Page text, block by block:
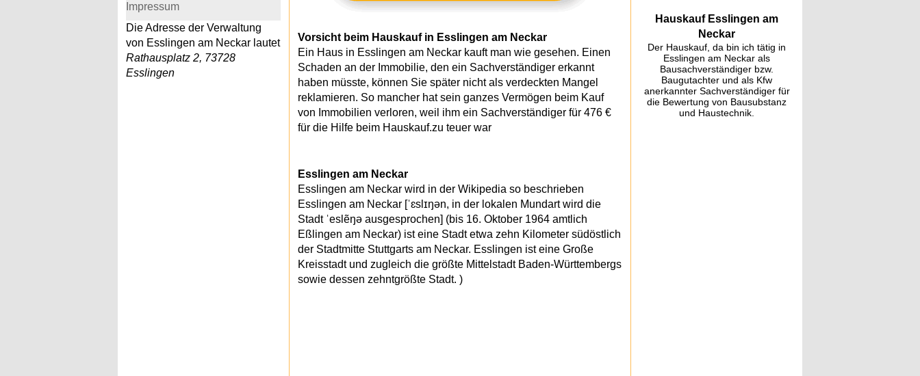
Hauskauf Esslingen am
Neckar
Der Hauskauf, da bin ich tätig in
Esslingen am Neckar als
Bausachverständiger bzw.
Baugutachter und als Kfw
anerkannter Sachverständiger für
die Bewertung von Bausubstanz
und Haustechnik.
Vorsicht beim Hauskauf in Esslingen am Neckar
Ein Haus in Esslingen am Neckar kauft man wie gesehen. Einen
Schaden an der Immobilie, den ein Sachverständiger erkannt
haben müsste, können Sie später nicht als verdeckten Mangel
reklamieren. So mancher hat sein ganzes Vermögen beim Kauf
von Immobilien verloren, weil ihm ein Sachverständiger für 476 €
für die Hilfe beim Hauskauf.zu teuer war
Esslingen am Neckar
Esslingen am Neckar wird in der Wikipedia so beschrieben
Esslingen am Neckar [ˈɛslɪŋən, in der lokalen Mundart wird die
Stadt ˈeslẽŋə ausgesprochen] (bis 16. Oktober 1964 amtlich
Eßlingen am Neckar) ist eine Stadt etwa zehn Kilometer südöstlich
der Stadtmitte Stuttgarts am Neckar. Esslingen ist eine Große
Kreisstadt und zugleich die größte Mittelstadt Baden-Württembergs
sowie dessen zehntgrößte Stadt. )
Impressum
Die Adresse der Verwaltung
von Esslingen am Neckar lautet
Rathausplatz 2, 73728
Esslingen